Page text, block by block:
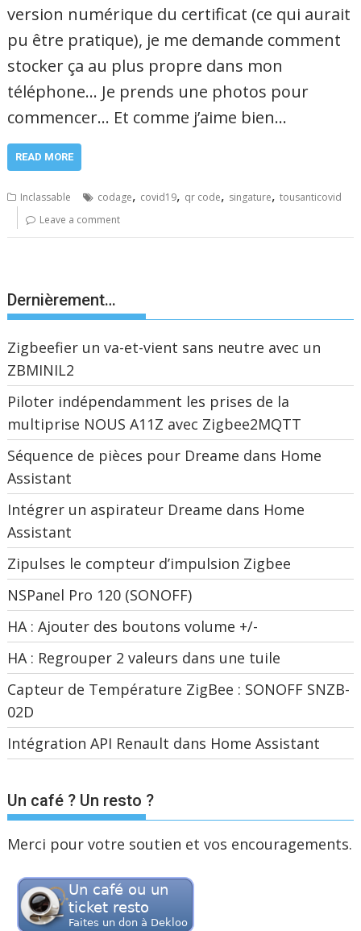
version numérique du certificat (ce qui aurait
pu être pratique), je me demande comment
stocker ça au plus propre dans mon
téléphone… Je prends une photos pour
commencer… Et comme j’aime bien…
READ MORE
Inclassable codage, covid19, qr code, singature,tousanticovid
Leave a comment
Dernièrement…
Zigbeefier un va-et-vient sans neutre avec un
ZBMINIL2
Piloter indépendamment les prises de la
multiprise NOUS A11Z avec Zigbee2MQTT
Séquence de pièces pour Dreame dans Home
Assistant
Intégrer un aspirateur Dreame dans Home
Assistant
Zipulses le compteur d’impulsion Zigbee
NSPanel Pro 120 (SONOFF)
HA : Ajouter des boutons volume +/-
HA : Regrouper 2 valeurs dans une tuile
Capteur de Température ZigBee : SONOFF SNZB-
02D
Intégration API Renault dans Home Assistant
Un café ? Un resto ?
Merci pour votre soutien et vos encouragements.